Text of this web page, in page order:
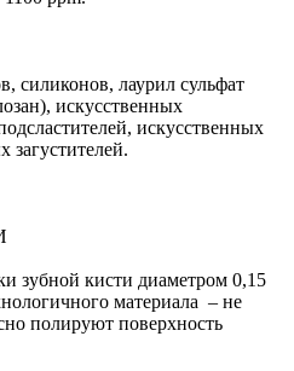
лаурил сульфат
искусственных
искусственных
загустителей.
зубной кисти диаметром 0,15
материала – не
полируют поверхность